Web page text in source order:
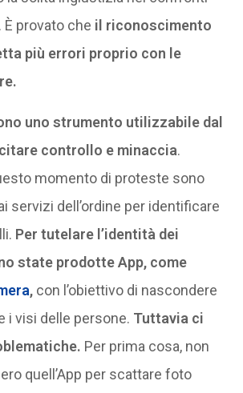
provato che il riconoscimento
più errori proprio con le
uno strumento utilizzabile dal
controllo e minaccia.
momento di proteste sono
servizi dell’ordine per identificare
Per tutelare l’identità dei
state prodotte App, come
,con l’obiettivo di nascondere
i visi delle persone. Tuttavia ci
Per prima cosa, non
quell’App per scattare foto